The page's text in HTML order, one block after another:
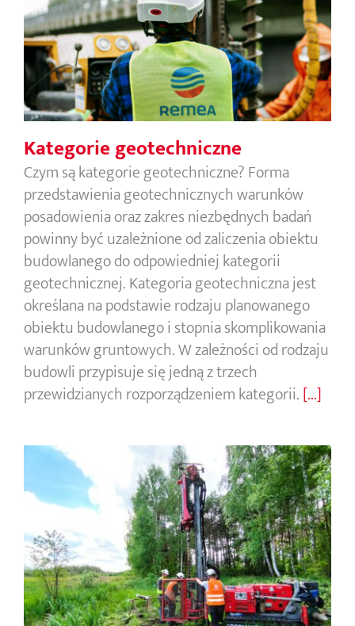
Kategorie geotechniczne
Kategorie geotechniczne
Czym są kategorie geotechniczne? Forma
przedstawienia geotechnicznych warunków
posadowienia oraz zakres niezbędnych badań
powinny być uzależnione od zaliczenia obiektu
budowlanego do odpowiedniej kategorii
geotechnicznej. Kategoria geotechniczna jest
określana na podstawie rodzaju planowanego
obiektu budowlanego i stopnia skomplikowania
warunków gruntowych. W zależności od rodzaju
budowli przypisuje się jedną z trzech
przewidzianych rozporządzeniem kategorii.[...]
Odwierty geotechniczne